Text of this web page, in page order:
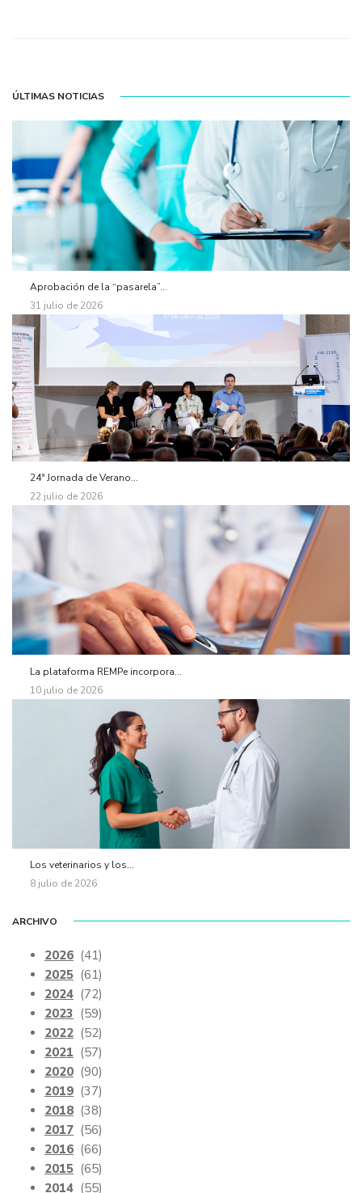
ÚLTIMAS NOTICIAS
Aprobación de la “pasarela”...
31 julio de 2026
24ª Jornada de Verano...
22 julio de 2026
La plataforma REMPe incorpora...
10 julio de 2026
Los veterinarios y los...
8 julio de 2026
ARCHIVO
2026 (41)
2025 (61)
2024 (72)
2023 (59)
2022 (52)
2021 (57)
2020 (90)
2019 (37)
2018 (38)
2017 (56)
2016 (66)
2015 (65)
2014 (55)